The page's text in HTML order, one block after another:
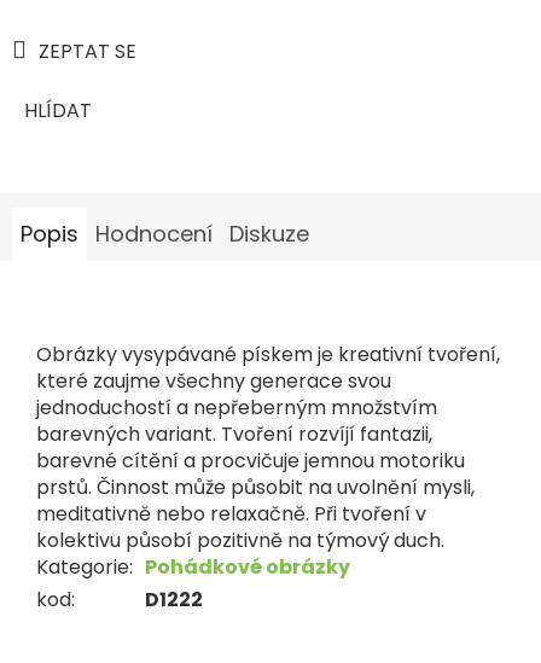
ZEPTAT SE
HLÍDAT
Popis Hodnocení Diskuze
Obrázky vysypávané pískem je kreativní tvoření,
které zaujme všechny generace svou
jednoduchostí a nepřeberným množstvím
barevných variant. Tvoření rozvíjí fantazii,
barevné cítění a procvičuje jemnou motoriku
prstů. Činnost může působit na uvolnění mysli,
meditativně nebo relaxačně. Při tvoření v
kolektivu působí pozitivně na týmový duch.
Kategorie: Pohádkové obrázky
kod: D1222